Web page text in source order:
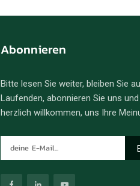
Abonnieren
Bitte lesen Sie weiter, bleiben Sie
Laufenden, abonnieren Sie uns
herzlich willkommen, uns Ihre